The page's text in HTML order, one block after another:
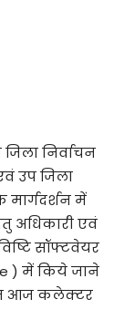
निर्वाचन
उप जिला
मार्गदर्शन में
अधिकारी एवं
सॉफ्टवेयर
) में किये जाने
आज कलेक्टर